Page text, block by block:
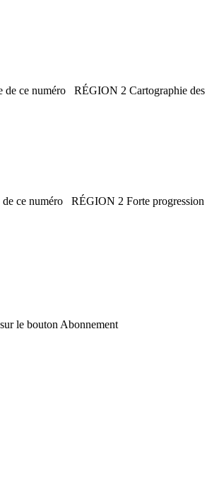
ce numéro RÉGION 2 Cartographie des
ce numéro RÉGION 2 Forte progression
le bouton Abonnement